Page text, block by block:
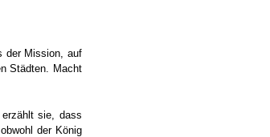
der Mission, auf
Städten. Macht
sie, dass
der König